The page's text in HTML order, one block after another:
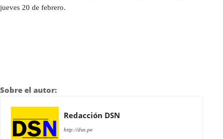
jueves 20 de febrero.
Sobre el autor:
Redacción DSN
http://dsn.pe